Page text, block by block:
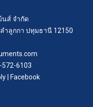
นส์ จำกัด
ำลูกกา ปทุมธานี 12150
572-6103
| Facebook